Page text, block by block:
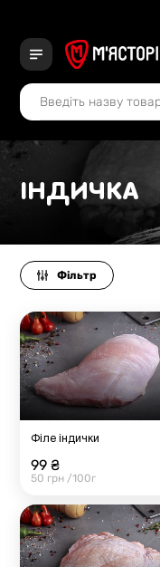
ІНДИЧКА
Фільтр
Філе індички
99 ₴
50 грн /100г